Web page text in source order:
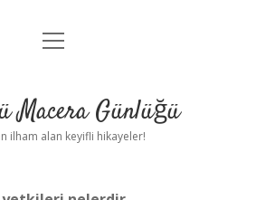
Anasayfa
Yasal Uyarı
menüyü
Macera Günlüğü
ilham alan keyifli hikayeler!